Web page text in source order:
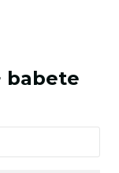
babete